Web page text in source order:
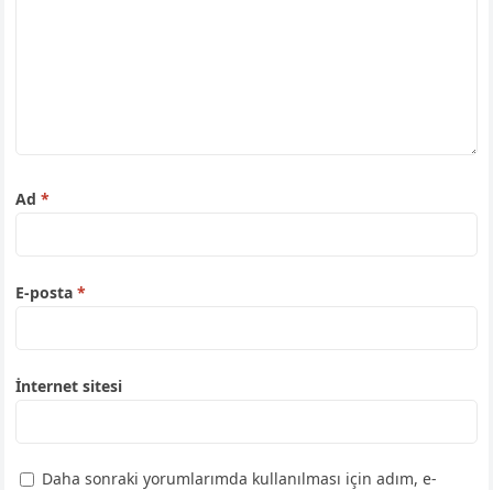
Ad*
E-posta*
İnternet sitesi
Daha sonraki yorumlarımda kullanılması için adım, e-